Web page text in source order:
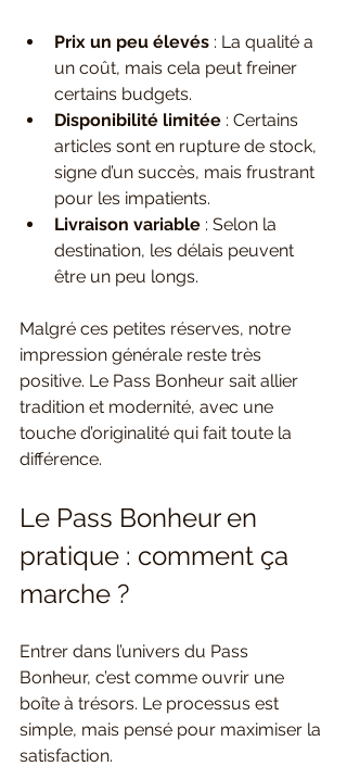
Prix un peu élevés : La qualité a
un coût, mais cela peut freiner
certains budgets.
Disponibilité limitée : Certains
articles sont en rupture de stock,
signe d’un succès, mais frustrant
pour les impatients.
Livraison variable : Selon la
destination, les délais peuvent
être un peu longs.
Malgré ces petites réserves, notre
impression générale reste très
positive. Le Pass Bonheur sait allier
tradition et modernité, avec une
touche d’originalité qui fait toute la
différence.
Le Pass Bonheur en
pratique : comment ça
marche ?
Entrer dans l’univers du Pass
Bonheur, c’est comme ouvrir une
boîte à trésors. Le processus est
simple, mais pensé pour maximiser la
satisfaction.